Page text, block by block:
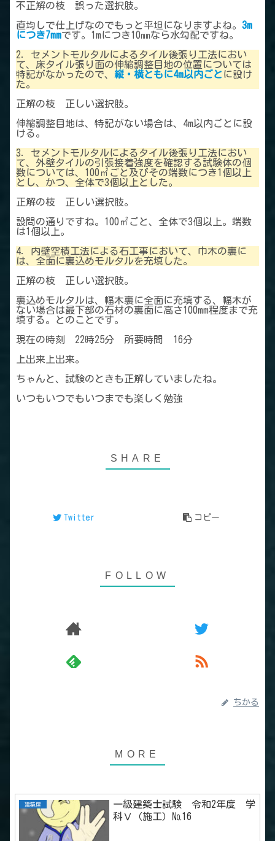
不正解の枝 誤った選択肢。
直均しで仕上げなのでもっと平坦になりますよね。 3m
につき7mmです。1mにつき10㎜なら水勾配ですね。
2．セメントモルタルによるタイル後張り工法におい
て、床タイル張り面の伸縮調整目地の位置については
特記がなかったので、 縦・横ともに4m以内ごと に設け
た。
正解の枝 正しい選択肢。
伸縮調整目地は、特記がない場合は、4m以内ごとに設
ける。
3．セメントモルタルによるタイル後張り工法におい
て、外壁タイルの引張接着強度を確認する試験体の個
数については、100㎡ごと及びその端数につき1個以上
とし、かつ、全体で3個以上とした。
正解の枝 正しい選択肢。
設問の通りですね。100㎡ごと、全体で3個以上。端数
は1個以上。
4．内壁空積工法による石工事において、巾木の裏に
は、全面に裏込めモルタルを充填した。
正解の枝 正しい選択肢。
裏込めモルタルは、幅木裏に全面に充填する、幅木が
ない場合は最下部の石材の裏面に高さ100mm程度まで充
填する。とのことです。
現在の時刻 22時25分 所要時間 16分
上出来上出来。
ちゃんと、試験のときも正解していましたね。
いつもいつでもいつまでも楽しく勉強
Twitter コピー
ちかる
建築屋
一級建築士試験 令和2年度 学
科Ⅴ（施工）№16